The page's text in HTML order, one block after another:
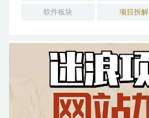
软件板块 项目拆解